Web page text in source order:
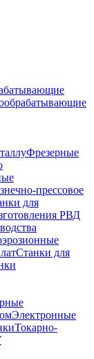
Фрезерные
прессовое
для
РВД
Станки для
Электронные
Токарно-